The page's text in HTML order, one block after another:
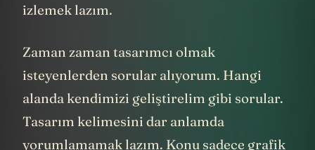
izlemek lazım.
Zaman zaman tasarımcı olmak
isteyenlerden sorular alıyorum. Hangi
alanda kendimizi geliştirelim gibi sorular.
Tasarım kelimesini dar anlamda
yorumlamamak lazım. Konu sadece grafik